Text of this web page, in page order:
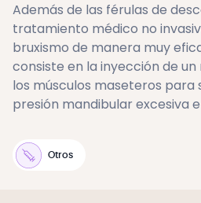
Además de las férulas de
tratamiento médico no
bruxismo de manera muy
consiste en la inyección de
los músculos maseteros para
presión mandibular excesiva
Otros